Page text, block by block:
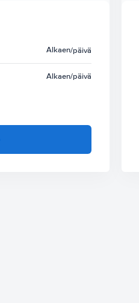
Alkaen/päivä
Alkaen/päivä